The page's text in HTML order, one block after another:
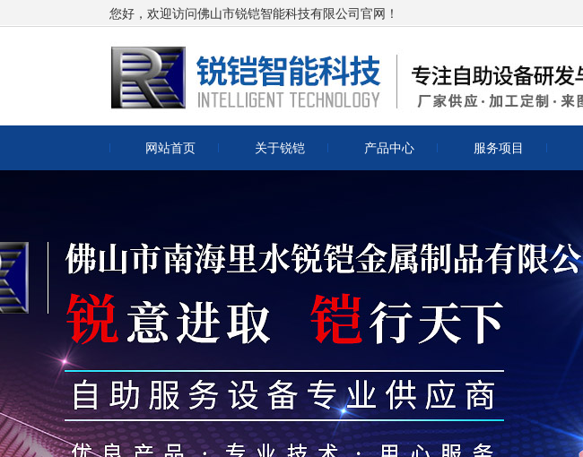
您好，欢迎访问佛山市锐铠智能科技有限公司官网！
网站首页 关于锐铠 产品中心 服务项目